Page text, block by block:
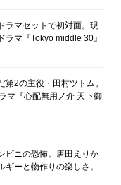
ラマセットで初対面。現
マ『Tokyo middle 30』
第2の主役・田村ツトム。
マ『心配無用ノ介 天下御
ビニの恐怖。唐田えりか
ーと物作りの楽しさ。